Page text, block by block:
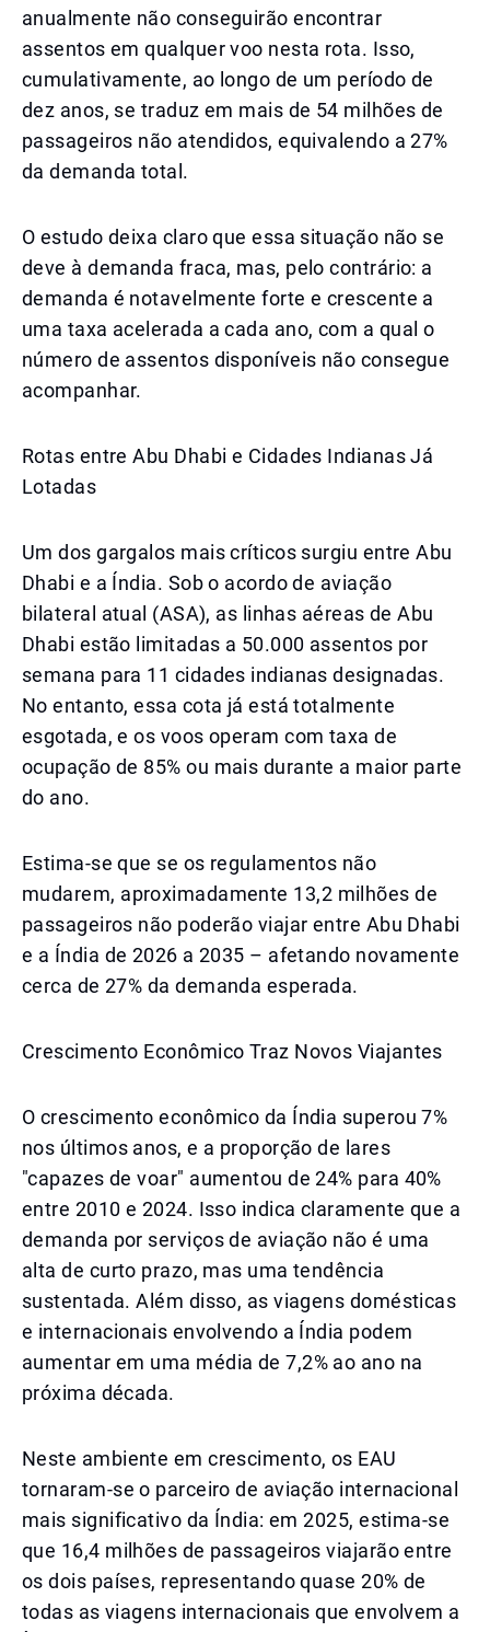
anualmente não conseguirão encontrar
assentos em qualquer voo nesta rota. Isso,
cumulativamente, ao longo de um período de
dez anos, se traduz em mais de 54 milhões de
passageiros não atendidos, equivalendo a 27%
da demanda total.
O estudo deixa claro que essa situação não se
deve à demanda fraca, mas, pelo contrário: a
demanda é notavelmente forte e crescente a
uma taxa acelerada a cada ano, com a qual o
número de assentos disponíveis não consegue
acompanhar.
Rotas entre Abu Dhabi e Cidades Indianas Já
Lotadas
Um dos gargalos mais críticos surgiu entre Abu
Dhabi e a Índia. Sob o acordo de aviação
bilateral atual (ASA), as linhas aéreas de Abu
Dhabi estão limitadas a 50.000 assentos por
semana para 11 cidades indianas designadas.
No entanto, essa cota já está totalmente
esgotada, e os voos operam com taxa de
ocupação de 85% ou mais durante a maior parte
do ano.
Estima-se que se os regulamentos não
mudarem, aproximadamente 13,2 milhões de
passageiros não poderão viajar entre Abu Dhabi
e a Índia de 2026 a 2035 – afetando novamente
cerca de 27% da demanda esperada.
Crescimento Econômico Traz Novos Viajantes
O crescimento econômico da Índia superou 7%
nos últimos anos, e a proporção de lares
"capazes de voar" aumentou de 24% para 40%
entre 2010 e 2024. Isso indica claramente que a
demanda por serviços de aviação não é uma
alta de curto prazo, mas uma tendência
sustentada. Além disso, as viagens domésticas
e internacionais envolvendo a Índia podem
aumentar em uma média de 7,2% ao ano na
próxima década.
Neste ambiente em crescimento, os EAU
tornaram-se o parceiro de aviação internacional
mais significativo da Índia: em 2025, estima-se
que 16,4 milhões de passageiros viajarão entre
os dois países, representando quase 20% de
todas as viagens internacionais que envolvem a